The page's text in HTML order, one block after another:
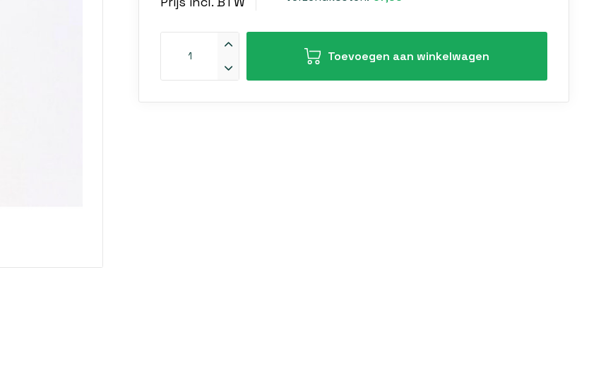
Toevoegen aan winkelwagen